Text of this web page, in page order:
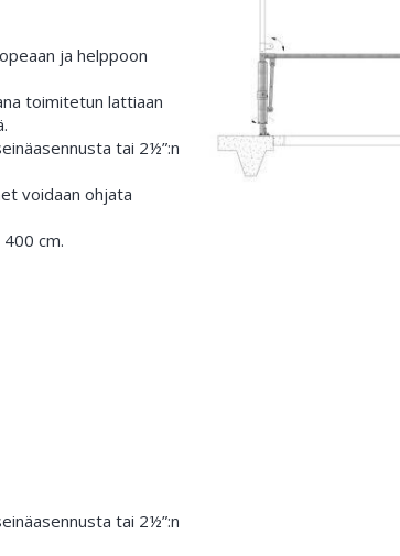
ja helppoon
toimitetun lattiaan
tai 2½”:n
voidaan ohjata
cm.
tai 2½”:n